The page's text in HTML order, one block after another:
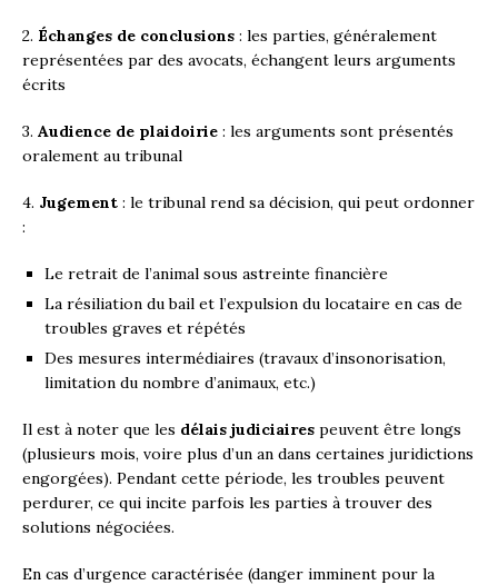
2. Échanges de conclusions : les parties, généralement
représentées par des avocats, échangent leurs arguments
écrits
3. Audience de plaidoirie : les arguments sont présentés
oralement au tribunal
4. Jugement : le tribunal rend sa décision, qui peut ordonner
:
Le retrait de l’animal sous astreinte financière
La résiliation du bail et l’expulsion du locataire en cas de
troubles graves et répétés
Des mesures intermédiaires (travaux d’insonorisation,
limitation du nombre d’animaux, etc.)
Il est à noter que les délais judiciaires peuvent être longs
(plusieurs mois, voire plus d’un an dans certaines juridictions
engorgées). Pendant cette période, les troubles peuvent
perdurer, ce qui incite parfois les parties à trouver des
solutions négociées.
En cas d’urgence caractérisée (danger imminent pour la